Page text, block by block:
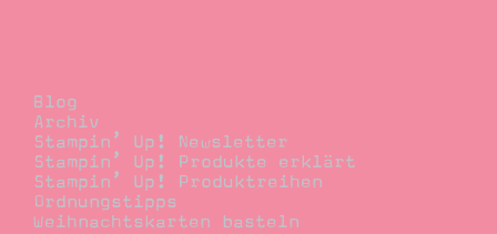
Blog
Archiv
Stampin’ Up! Newsletter
Stampin’ Up! Produkte erklärt
Stampin’ Up! Produktreihen
Ordnungstipps
Weihnachtskarten basteln